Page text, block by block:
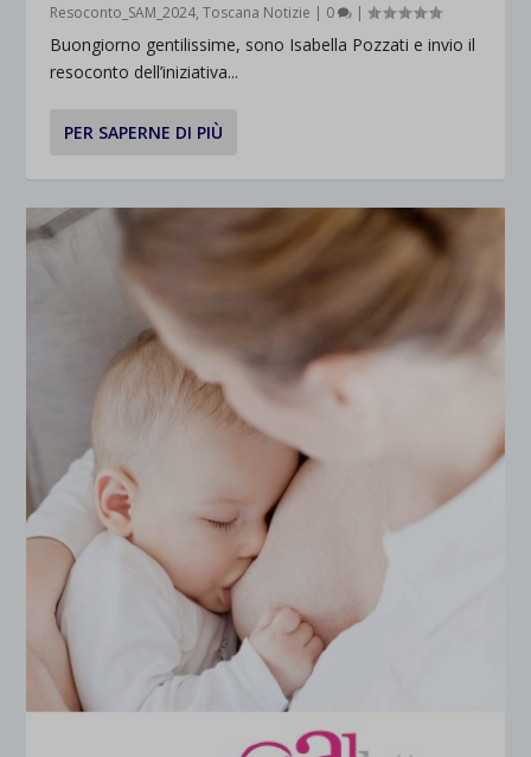
Resoconto_SAM_2024,Toscana Notizie | 0 |
Buongiorno gentilissime, sono Isabella Pozzati e invio il
resoconto dell’iniziativa...
PER SAPERNE DI PIÙ